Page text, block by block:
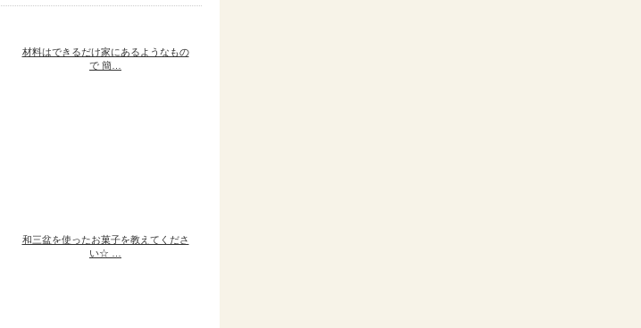
材料はできるだけ家にあるようなもの
で 簡…
和三盆を使ったお菓子を教えてくださ
い☆ …